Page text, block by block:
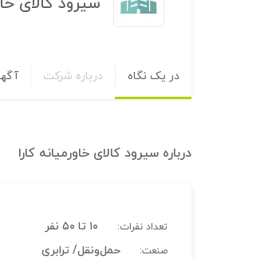
در یک نگاه درباره شرکت
درباره سیرود کالای خاورمیانه کارا
تعداد نفرات: ۱۰ تا ۵۰ نفر
صنعت: حمل‌و‌نقل/ ترابری